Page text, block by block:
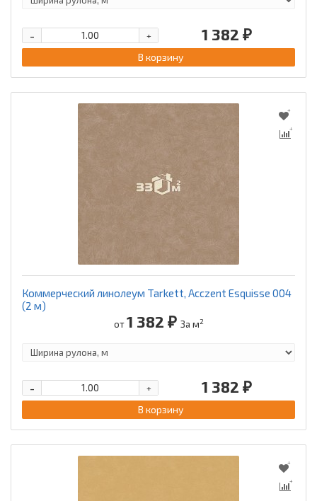
1 382 ₽
+
-
В корзину
Коммерческий линолеум Tarkett, Acczent Esquisse 004
(2 м)
от1 382 ₽ За м2
1 382 ₽
+
-
В корзину